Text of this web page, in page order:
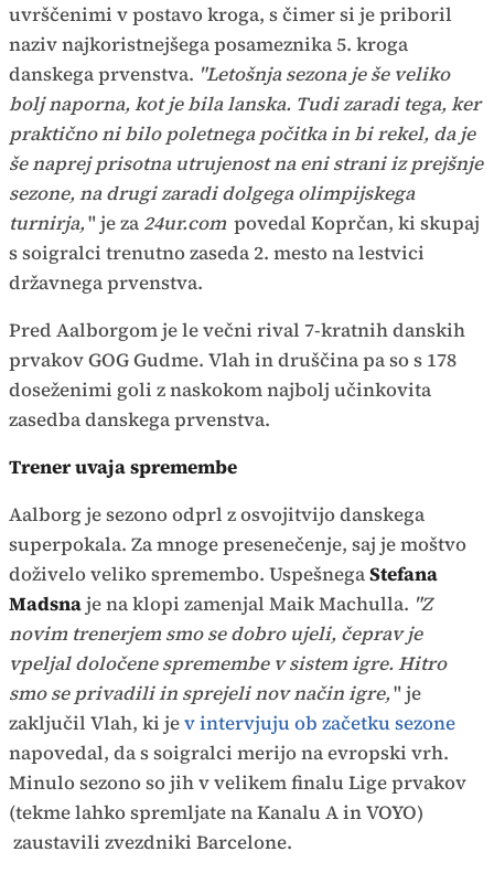
uvrščenimi v postavo kroga, s čimer si je priboril
naziv najkoristnejšega posameznika 5. kroga
danskega prvenstva. "Letošnja sezona je še veliko
bolj naporna, kot je bila lanska. Tudi zaradi tega, ker
praktično ni bilo poletnega počitka in bi rekel, da je
še naprej prisotna utrujenost na eni strani iz prejšnje
sezone, na drugi zaradi dolgega olimpijskega
turnirja," je za 24ur.com povedal Koprčan, ki skupaj
s soigralci trenutno zaseda 2. mesto na lestvici
državnega prvenstva.
Pred Aalborgom je le večni rival 7-kratnih danskih
prvakov GOG Gudme. Vlah in druščina pa so s 178
doseženimi goli z naskokom najbolj učinkovita
zasedba danskega prvenstva.
Trener uvaja spremembe
Aalborg je sezono odprl z osvojitvijo danskega
superpokala. Za mnoge presenečenje, saj je moštvo
doživelo veliko spremembo. UspešnegaStefana
Madsnaje na klopi zamenjal Maik Machulla. "Z
novim trenerjem smo se dobro ujeli, čeprav je
vpeljal določene spremembe v sistem igre. Hitro
smo se privadili in sprejeli nov način igre," je
zaključil Vlah, ki jev intervjuju ob začetku sezone
napovedal, da s soigralci merijo na evropski vrh.
Minulo sezono so jih v velikem finalu Lige prvakov
(tekme lahko spremljate na Kanalu A in VOYO)
zaustavili zvezdniki Barcelone.